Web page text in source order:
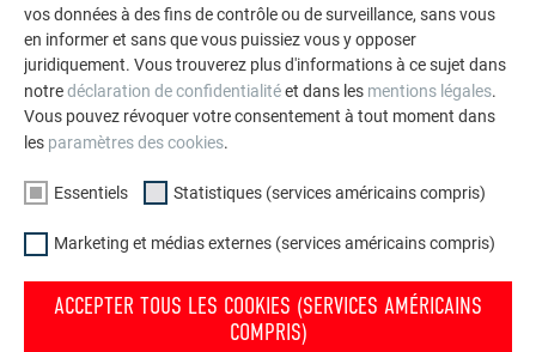
VOIR DAVANTAGE DE RÉFÉRENCES
vos données à des fins de contrôle ou de surveillance, sans vous
en informer et sans que vous puissiez vous y opposer
juridiquement. Vous trouverez plus d'informations à ce sujet dans
notredéclaration de confidentialitéet dans les mentions légales.
Vous pouvez révoquer votre consentement à tout moment dans
les paramètres des cookies.
Essentiels Statistiques (services américains compris)
Marketing et médias externes (services américains compris)
ACCEPTER TOUS LES COOKIES (SERVICES AMÉRICAINS
COMPRIS)